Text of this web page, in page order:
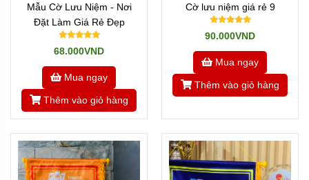
Mẫu Cờ Lưu Niệm - Nơi
Đặt Làm Giá Rẻ Đẹp
68.000VND
Mua ngay
Thêm vào giỏ hàng
Cờ lưu niệm giá rẻ 9
90.000VND
Mua ngay
Thêm vào giỏ hàng